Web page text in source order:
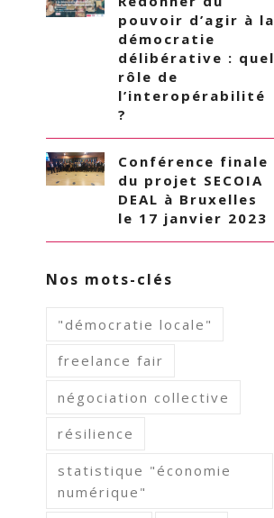
pouvoir d’agir à la
démocratie
délibérative : quel
rôle de
l’interopérabilité
?
Conférence finale
du projet SECOIA
DEAL à Bruxelles
le 17 janvier 2023
Nos mots-clés
"démocratie locale"
freelance fair
négociation collective
résilience
statistique "économie
numérique"